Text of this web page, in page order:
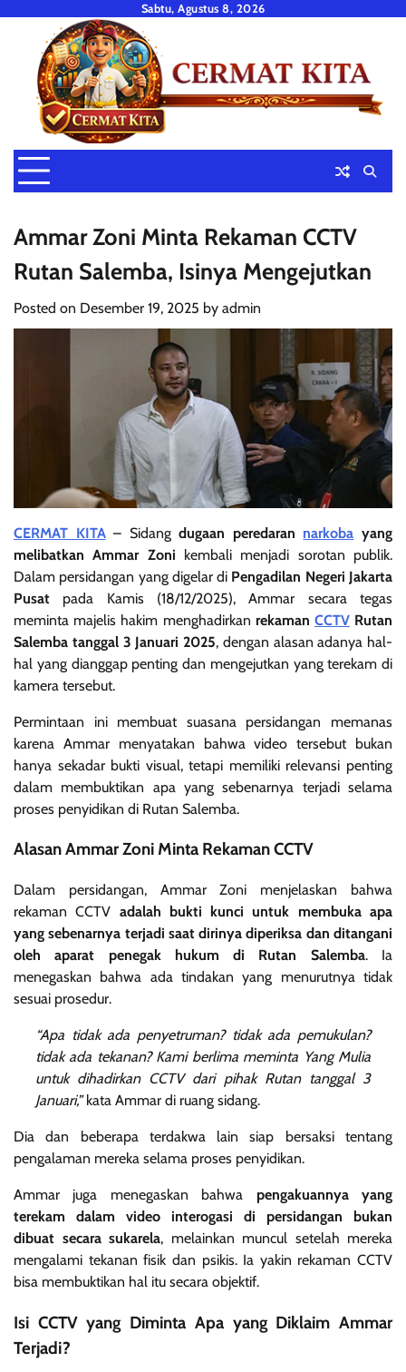
content
Sabtu, Agustus 8, 2026
Ammar Zoni Minta Rekaman CCTV
Rutan Salemba, Isinya Mengejutkan
Posted on Desember 19, 2025 by admin
CERMAT KITA– Sidangdugaan peredaran narkoba yang
melibatkan Ammar Zoni kembali menjadi sorotan publik.
Dalam persidangan yang digelar di Pengadilan Negeri Jakarta
Pusat pada Kamis (18/12/2025), Ammar secara tegas
meminta majelis hakim menghadirkan rekaman CCTVRutan
Salemba tanggal 3 Januari 2025, dengan alasan adanya hal-
hal yang dianggap penting dan mengejutkan yang terekam di
kamera tersebut.
Permintaan ini membuat suasana persidangan memanas
karena Ammar menyatakan bahwa video tersebut bukan
hanya sekadar bukti visual, tetapi memiliki relevansi penting
dalam membuktikan apa yang sebenarnya terjadi selama
proses penyidikan di Rutan Salemba.
Alasan Ammar Zoni Minta Rekaman CCTV
Dalam persidangan, Ammar Zoni menjelaskan bahwa
rekaman CCTV adalah bukti kunci untuk membuka apa
yang sebenarnya terjadi saat dirinya diperiksa dan ditangani
oleh aparat penegak hukum di Rutan Salemba. Ia
menegaskan bahwa ada tindakan yang menurutnya tidak
sesuai prosedur.
“Apa tidak ada penyetruman? tidak ada pemukulan?
tidak ada tekanan? Kami berlima meminta Yang Mulia
untuk dihadirkan CCTV dari pihak Rutan tanggal 3
Januari,”kata Ammar di ruang sidang.
Dia dan beberapa terdakwa lain siap bersaksi tentang
pengalaman mereka selama proses penyidikan.
Ammar juga menegaskan bahwa pengakuannya yang
terekam dalam video interogasi di persidangan bukan
dibuat secara sukarela, melainkan muncul setelah mereka
mengalami tekanan fisik dan psikis. Ia yakin rekaman CCTV
bisa membuktikan hal itu secara objektif.
Isi CCTV yang Diminta Apa yang Diklaim Ammar
Terjadi?